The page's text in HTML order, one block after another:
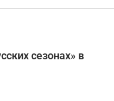
сезонах» в